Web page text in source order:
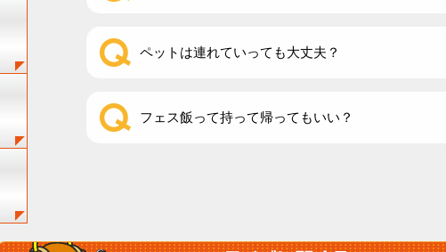
ペットは連れていっても大丈夫？
フェス飯って持って帰ってもいい？